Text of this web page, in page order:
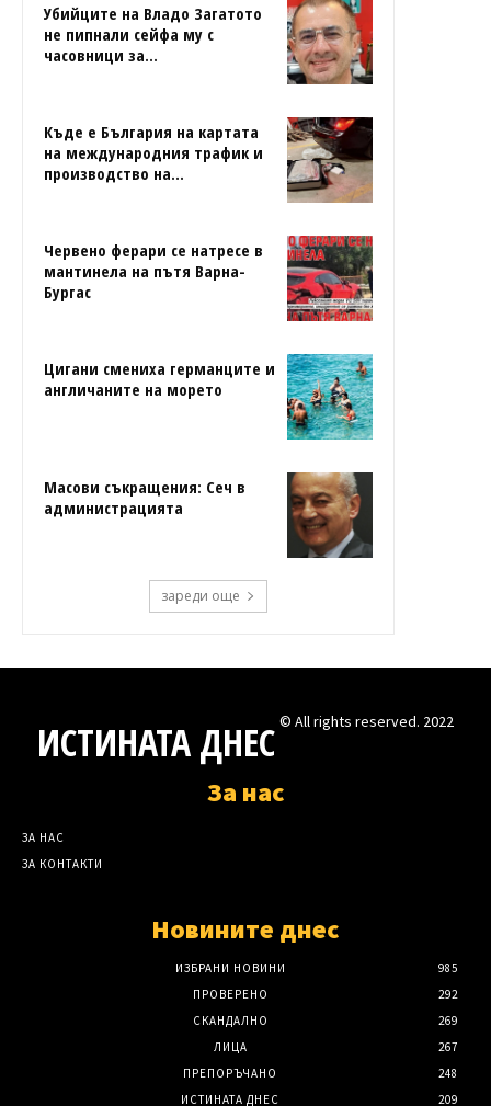
Убийците на Владо Загатото
не пипнали сейфа му с
часовници за...
Къде е България на картата
на международния трафик и
производство на...
Червено ферари се натресе в
мантинела на пътя Варна-
Бургас
Цигани смениха германците и
англичаните на морето
Масови съкращения: Сеч в
администрацията
зареди още
ИСТИНАТА ДНЕС © All rights reserved. 2022
За нас
ЗА НАС
ЗА КОНТАКТИ
Новините днес
ИЗБРАНИ НОВИНИ
985
ПРОВЕРЕНО
292
СКАНДАЛНО
269
ЛИЦА
267
ПРЕПОРЪЧАНО
248
ИСТИНАТА ДНЕС
209